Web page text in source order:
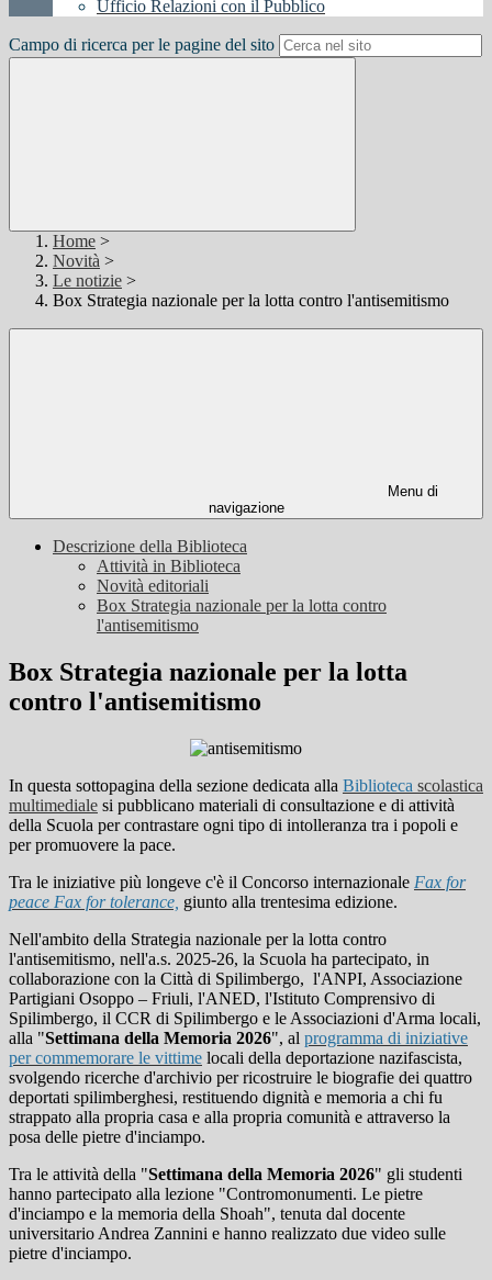
Ufficio Relazioni con il Pubblico
Campo di ricerca per le pagine del sito
Home >
Novità >
Le notizie >
Box Strategia nazionale per la lotta contro l'antisemitismo
Menu di
navigazione
Descrizione della Biblioteca
Attività in Biblioteca
Novità editoriali
Box Strategia nazionale per la lotta contro
l'antisemitismo
Box Strategia nazionale per la lotta
contro l'antisemitismo
In questa sottopagina della sezione dedicata alla Biblioteca scolastica
multimediale si pubblicano materiali di consultazione e di attività
della Scuola per contrastare ogni tipo di intolleranza tra i popoli e
per promuovere la pace.
Tra le iniziative più longeve c'è il Concorso internazionale Fax for
peace Fax for tolerance, giunto alla trentesima edizione.
Nell'ambito della Strategia nazionale per la lotta contro
l'antisemitismo, nell'a.s. 2025-26, la Scuola ha partecipato, in
collaborazione con la Città di Spilimbergo, l'ANPI, Associazione
Partigiani Osoppo – Friuli, l'ANED, l'Istituto Comprensivo di
Spilimbergo, il CCR di Spilimbergo e le Associazioni d'Arma locali,
alla "Settimana della Memoria 2026", al programma di iniziative
per commemorare le vittime locali della deportazione nazifascista,
svolgendo ricerche d'archivio per ricostruire le biografie dei quattro
deportati spilimberghesi, restituendo dignità e memoria a chi fu
strappato alla propria casa e alla propria comunità e attraverso la
posa delle pietre d'inciampo.
Tra le attività della "Settimana della Memoria 2026" gli studenti
hanno partecipato alla lezione "Contromonumenti. Le pietre
d'inciampo e la memoria della Shoah", tenuta dal docente
universitario Andrea Zannini e hanno realizzato due video sulle
pietre d'inciampo.